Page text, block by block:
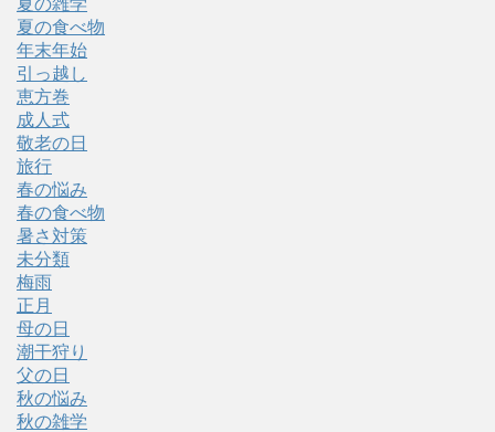
夏の食べ物
年末年始
引っ越し
恵方巻
成人式
敬老の日
旅行
春の悩み
春の食べ物
暑さ対策
未分類
梅雨
正月
母の日
潮干狩り
父の日
秋の悩み
秋の雑学